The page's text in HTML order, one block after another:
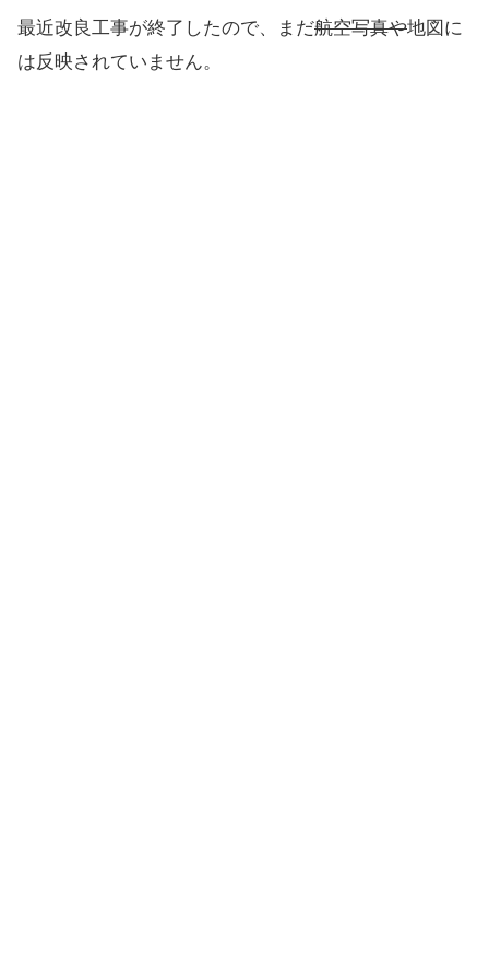
最近改良工事が終了したので、まだ航空写真や地図に
は反映されていません。